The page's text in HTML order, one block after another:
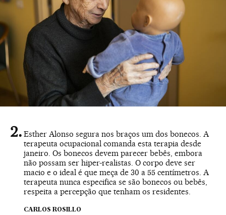
Esther Alonso segura nos braços um dos bonecos. A
terapeuta ocupacional comanda esta terapia desde
janeiro. Os bonecos devem parecer bebês, embora
não possam ser hiper-realistas. O corpo deve ser
macio e o ideal é que meça de 30 a 55 centímetros. A
terapeuta nunca especifica se são bonecos ou bebês,
respeita a percepção que tenham os residentes.
CARLOS ROSILLO